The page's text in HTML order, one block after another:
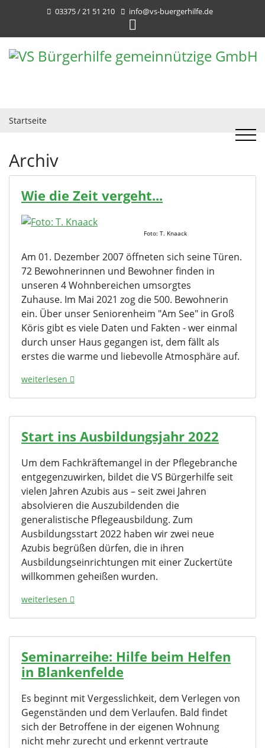
03375 / 21 51 210 info@vs-buergerhilfe.de
Startseite
Archiv
Wie die Zeit vergeht...
Foto: T. Knaack
Am 01. Dezember 2007 öffneten sich seine Türen.
72 Bewohnerinnen und Bewohner finden in
unseren 4 Wohnbereichen umsorgtes
Zuhause. Im Mai 2021 zog die 500. Bewohnerin
ein. Über unser Seniorenheim "Am See" in Groß
Köris gibt es viele Daten und Fakten - wer einmal
durch unser Haus gegangen ist, dem fällt als
erstes die warme und liebevolle Atmosphäre auf.
weiterlesen
Start ins Ausbildungsjahr 2022
Um dem Fachkräftemangel in der Pflegebranche
entgegenzuwirken, bildet die VS Bürgerhilfe seit
vielen Jahren Azubis aus – seit zwei Jahren
absolvieren die Auszubildenden die
generalistische Pflegeausbildung. Zum
Ausbildungsstart 2022 haben wir zwei neue
Azubis begrüßen dürfen, die in ihren
Ausbildungseinrichtungen mit einer Zuckertüte
willkommen geheißen wurden.
weiterlesen
Seminarreihe: Hilfe beim Helfen
in Blankenfelde
Es beginnt mit Vergesslichkeit, dem Verlegen von
Gegenständen und dem Verlaufen. Bald findet
sich der Betroffene in der eigenen Wohnung
nicht mehr zurecht und erkennt vertraute